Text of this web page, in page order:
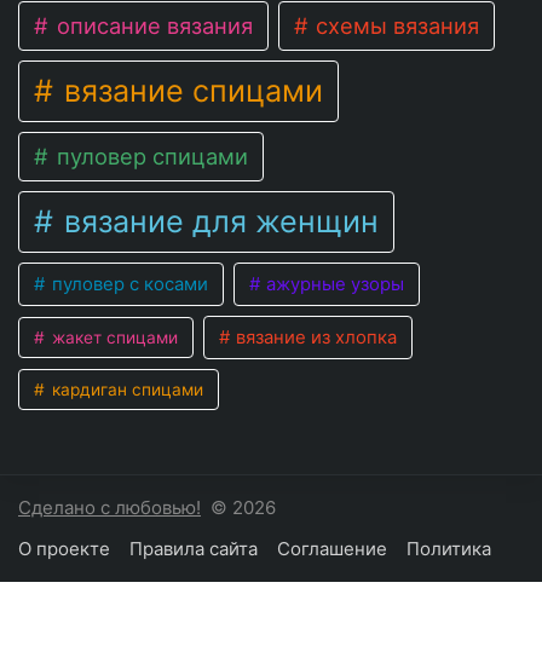
описание вязания схемы вязания
вязание спицами
пуловер спицами
вязание для женщин
пуловер с косами ажурные узоры
жакет спицами вязание из хлопка
кардиган спицами
Сделано с любовью! © 2026
О проекте
Правила сайта Соглашение Политика